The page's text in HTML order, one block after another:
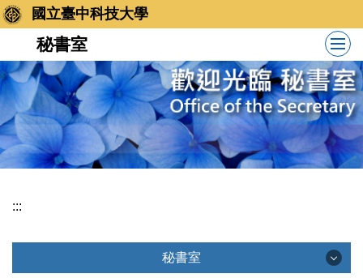
跳
到
要
內
容
區
國立臺中科技大學
秘書室
:::
秘書室